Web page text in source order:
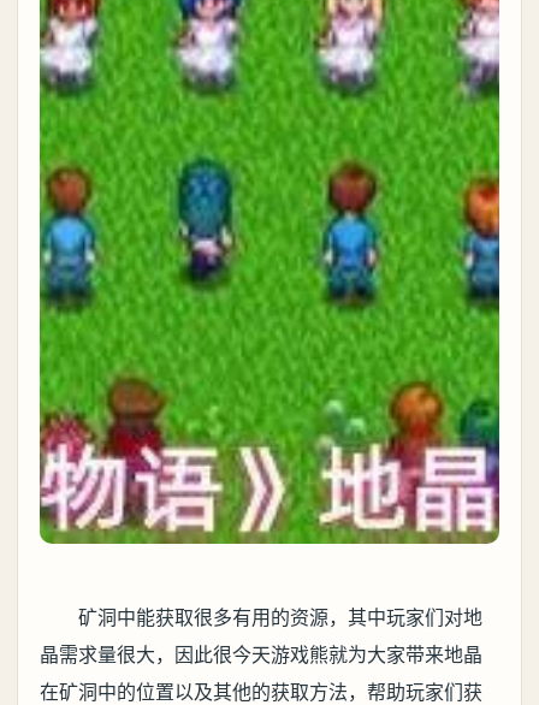
矿洞中能获取很多有用的资源，其中玩家们对地
晶需求量很大，因此很今天游戏熊就为大家带来地晶
在矿洞中的位置以及其他的获取方法，帮助玩家们获